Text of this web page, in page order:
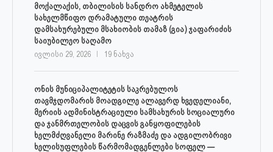
მოქალაქის, თბილისის სანდრო ახმეტელის
სახელმწიფო დრამატული თეატრის
დამსახურებული მსახიობის თამაზ (გია) ჯაფარიძის
საიუბილეო საღამო
ივლისი 29, 2026 19 ნახვა
ონის მუნიციპალიტეტის საკრებულოს
თავმჯდომარის მოადგილე ალავერდ ხვედელიანი,
მერიის ადმინისტრაციული სამსახურის სოციალური
და ჯანმრთელობის დაცვის განყოფილების
ხელმძღვანელი მარინე რაზმაძე და ადგილობრივი
ხელისუფლების წარმომადგენლები სოფელ —